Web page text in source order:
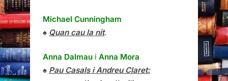
Michael Cunningham
♠ Quan cau la nit.
Anna Dalmau i Anna Mora
♠ Pau Casals i Andreu Claret: